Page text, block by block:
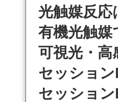
光触媒反
有機光触媒
可視光・高
セッション
セッション